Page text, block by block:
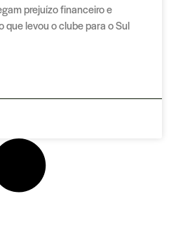
prejuízo financeiro e
que levou o clube para o Sul